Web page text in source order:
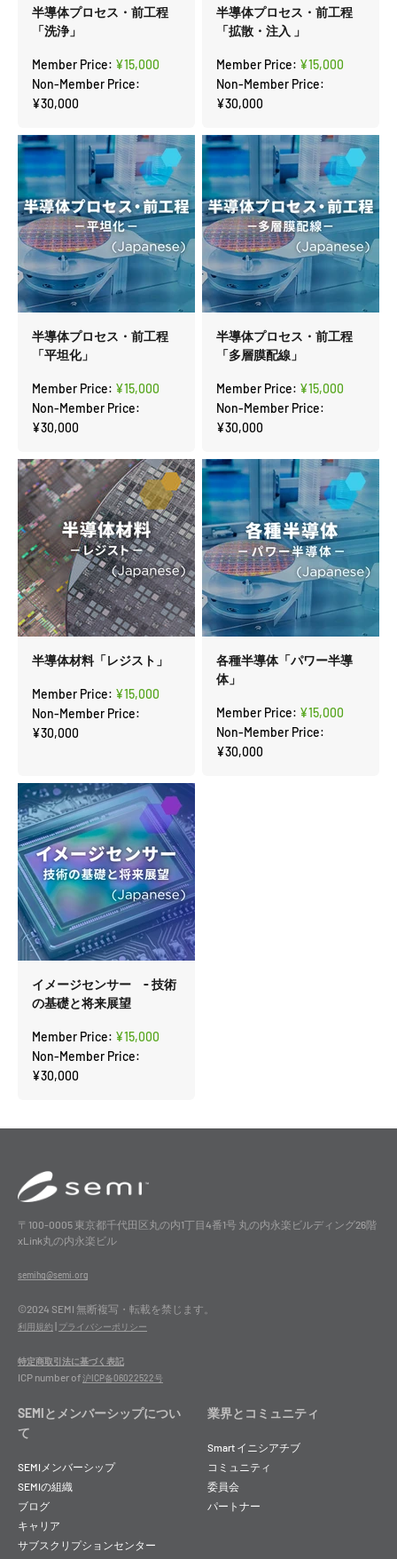
半導体プロセス・前工程
「洗浄」
セール価格
Member Price: ¥15,000
Non-Member Price:
¥30,000
半導体プロセス・前工程
「拡散・注入 」
セール価格
Member Price: ¥15,000
Non-Member Price:
¥30,000
半導体プロセス・前工程
「平坦化」
セール価格
Member Price: ¥15,000
Non-Member Price:
¥30,000
半導体プロセス・前工程
「多層膜配線」
セール価格
Member Price: ¥15,000
Non-Member Price:
¥30,000
半導体材料「レジスト」
セール価格
Member Price: ¥15,000
Non-Member Price:
¥30,000
各種半導体「パワー半導
体」
セール価格
Member Price: ¥15,000
Non-Member Price:
¥30,000
イメージセンサー - 技術
の基礎と将来展望
セール価格
Member Price: ¥15,000
Non-Member Price:
¥30,000
〒100-0005 東京都千代田区丸の内1丁目4番1号 丸の内永楽ビルディング26階
xLink丸の内永楽ビル
semihq@semi.org
©2024 SEMI 無断複写・転載を禁じます。
利用規約 | プライバシーポリシー
特定商取引法に基づく表記
ICP number of沪ICP备06022522号
SEMIとメンバーシップについ
て
SEMIメンバーシップ
SEMIの組織
ブログ
キャリア
サブスクリプションセンター
業界とコミュニティ
Smart イニシアチブ
コミュニティ
委員会
パートナー